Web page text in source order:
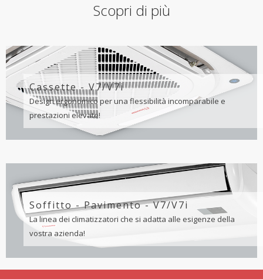
Scopri di più
Cassette - V7/V7i
Design ergonomico per una flessibilità incomparabile e
prestazioni elevate!
Soffitto - Pavimento - V7/V7i
La linea dei climatizzatori che si adatta alle esigenze della
vostra azienda!